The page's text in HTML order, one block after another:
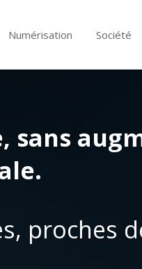
Numérisation Société
sans
proches